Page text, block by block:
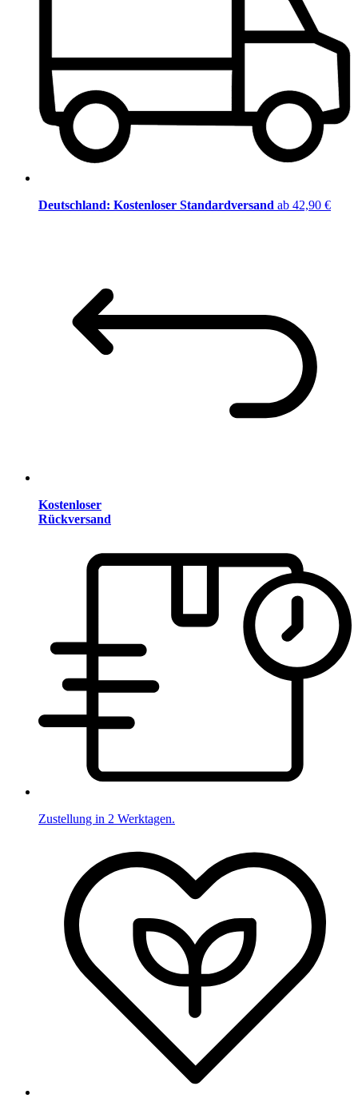
Deutschland: Kostenloser Standardversand ab 42,90 €
Kostenloser
Rückversand
Zustellung in 2 Werktagen.